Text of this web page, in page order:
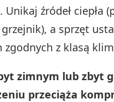
Unikaj źródeł ciepła
a sprzęt
zgodnych z klasą
zimnym lub zbyt
przeciąża